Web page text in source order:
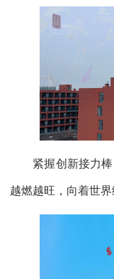
紧握创新接力棒
越燃越旺，向着世界